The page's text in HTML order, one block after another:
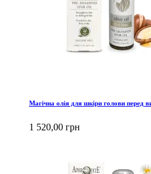
Магічна олія для шкіри голови
1 520,00 грн